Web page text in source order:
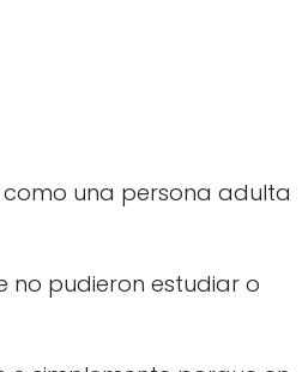
una persona adulta
no pudieron estudiar o